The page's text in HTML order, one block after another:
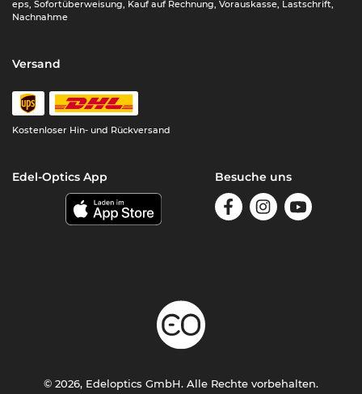
eps, Sofortüberweisung, Kauf auf Rechnung, Vorauskasse, Lastschrift,
Nachnahme
Versand
Kostenloser Hin- und Rückversand
Edel-Optics App Besuche uns
© 2026, Edeloptics GmbH. Alle Rechte vorbehalten.